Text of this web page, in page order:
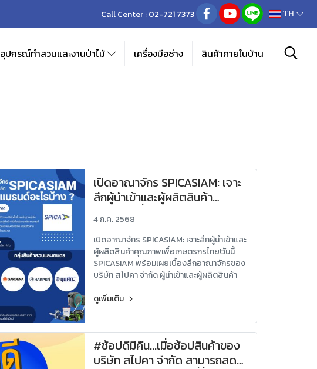
Call Center :02-721 7373 TH
อุปกรณ์ทำสวนและงานป่าไม้ เครื่องมือช่าง สินค้าภายในบ้าน
เปิดอาณาจักร SPICASIAM: เจาะ
ลึกผู้นำเข้าและผู้ผลิตสินค้า
คุณภาพเพื่อเกษตรกรไทย!
4 ก.ค. 2568
เปิดอาณาจักร SPICASIAM: เจาะลึกผู้นำเข้าและ
ผู้ผลิตสินค้าคุณภาพเพื่อเกษตรกรไทย!วันนี้
SPICASIAM พร้อมเผยเบื้องลึกอาณาจักรของ
บริษัท สไปคา จำกัด ผู้นำเข้าและผู้ผลิตสินค้า
มานานกว่าทศวรรษ! นำทัพโดย คุณ Jan
เคลื่อนวิสัยทัศน์และพันธกิจเพื่อเกษตรกรไทย
อย่างไม่หยุดยั้ง
ดูเพิ่มเติม
#ช้อปดีมีคืน...เมื่อช้อปสินค้าของ
บริษัท สไปคา จำกัด สามารถลด